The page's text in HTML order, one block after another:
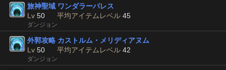
旅神聖域 ワンダラーパレス
Lv 50 平均アイテムレベル 45
ダンジョン
外郭攻略 カストルム・メリディアヌム
Lv 50 平均アイテムレベル 42
ダンジョン